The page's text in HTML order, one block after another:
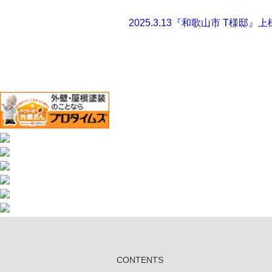
2025.3.13 『和歌山市 T様邸』上
CONTENTS